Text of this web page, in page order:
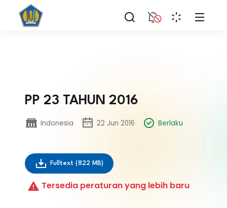
PP 23 TAHUN 2016
Indonesia 22 Jun 2016 Berlaku
Fulltext (822 MB)
Tersedia peraturan yang lebih baru